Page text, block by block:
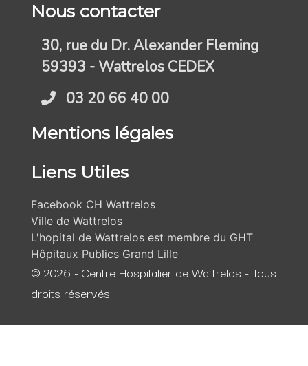
Nous contacter
30, rue du Dr. Alexander Fleming
59393 - Wattrelos CEDEX
03 20 66 40 00
Mentions légales
Liens Utiles
Facebook CH Wattrelos
Ville de Wattrelos
L'hopital de Wattrelos est membre du GHT
Hôpitaux Publics Grand Lille
© 2026 - Centre Hospitalier de Wattrelos - Tous
droits réservés